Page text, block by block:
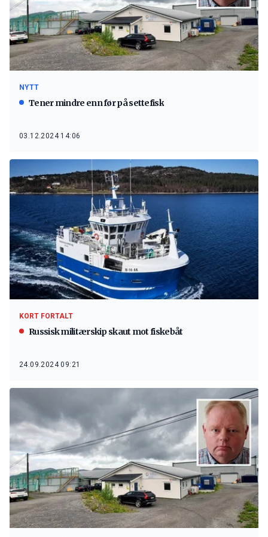
NYTT
Tener mindre enn før på settefisk
03.12.2024 14:06
KORT FORTALT
Russisk militærskip skaut mot fiskebåt
24.09.2024 09:21